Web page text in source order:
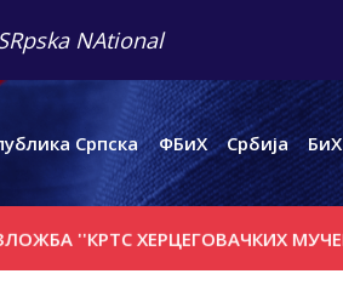
NAtional
Српска ФБиХ Србија БиХ
ХЕРЦЕГОВАЧКИХ МУЧЕНИКА''